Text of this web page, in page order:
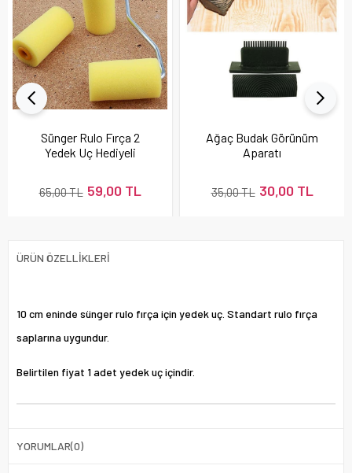
Sünger Rulo Fırça 2
Yedek Uç Hediyeli
59,00 TL
65,00 TL
Ağaç Budak Görünüm
Aparatı
30,00 TL
35,00 TL
ÜRÜN ÖZELLIKLERI
10 cm eninde sünger rulo fırça için yedek uç. Standart rulo fırça
saplarına uygundur.
Belirtilen fiyat 1 adet yedek uç içindir.
YORUMLAR(0)